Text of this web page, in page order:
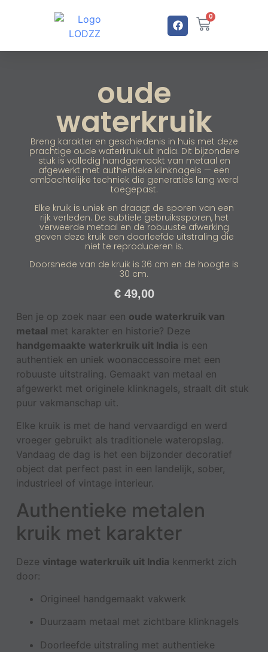
0
oude
waterkruik
Breng karakter en geschiedenis in huis met deze
prachtige oude waterkruik uit India. Dit bijzondere
stuk is volledig handgemaakt van metaal en
afgewerkt met authentieke klinknagels — een
ambachtelijke techniek die generaties lang werd
toegepast.
Elke kruik is uniek en draagt de sporen van een
rijk verleden. De subtiele gebruikssporen, het
verweerde metaal en de robuuste afwerking
geven deze kruik een doorleefde uitstraling die
niet te reproduceren is.
Doorsnede van de kruik is 36 cm en de hoogte is
30 cm.
€49,00
Ben je op zoek naar een oude waterkruik van
metaal met karakter en historie? Deze
handgemaakte waterkruik uit India is een
authentiek en uniek woonaccessoire met een
robuuste uitstraling. Gemaakt van metaal en
afgewerkt met originele klinknagels, straalt dit stuk
puur vakmanschap uit.
Elke kruik is met de hand vervaardigd en werd
vroeger gebruikt als traditionele wateropslag.
Vandaag de dag is het een bijzonder decoratief
object dat perfect past in een landelijk, sober,
industrieel of vintage interieur.
Authentieke metalen
kruik met karakter
Deze vintage waterkruik uit India kenmerkt zich
door:
Origineel handgemaakt vakwerk
Duurzaam metaal met zichtbare klinknagels
Doorleefde uitstraling met authentieke